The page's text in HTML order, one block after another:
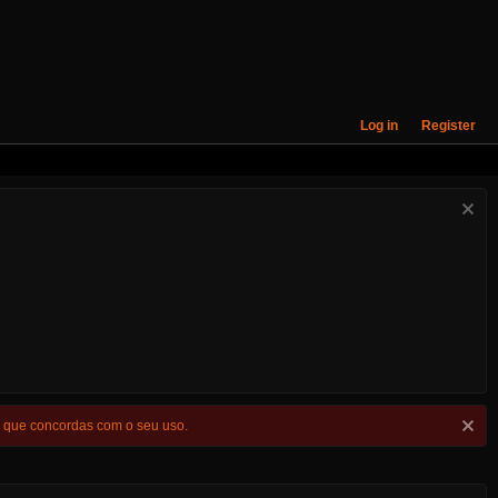
Log in Register
concordas com o seu uso.